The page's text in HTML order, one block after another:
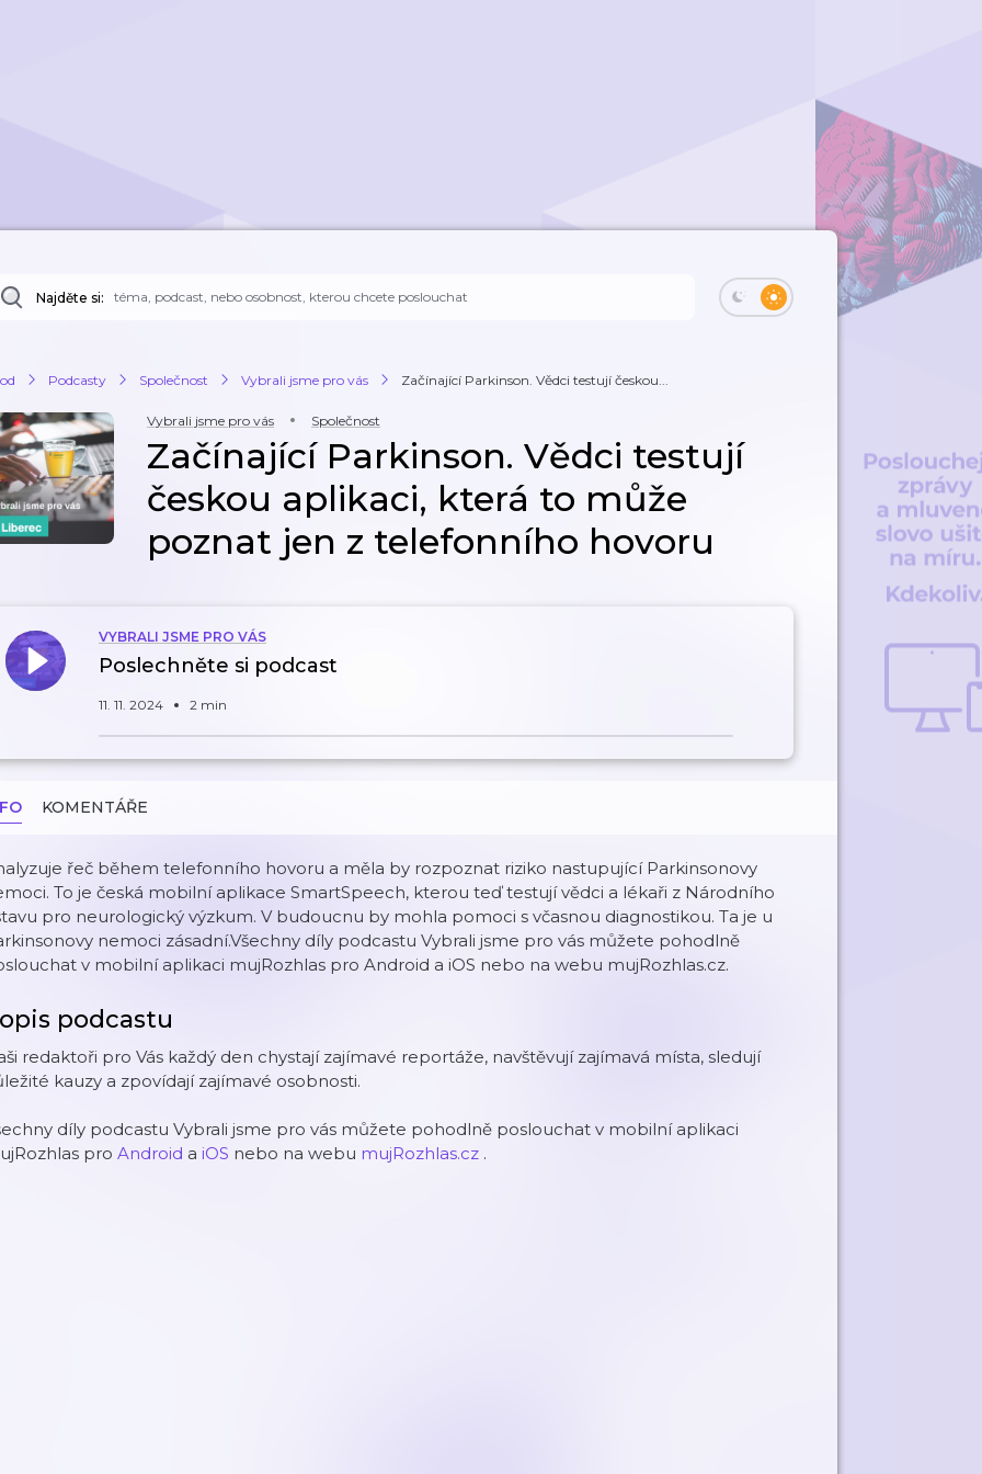
Najděte si:
Podcasty Společnost Vybrali jsme pro vás Začínající Parkinson. Vědci testují českou...
Vybrali jsme pro vás Společnost
Začínající Parkinson. Vědci testují
českou aplikaci, která to může
poznat jen z telefonního hovoru
VYBRALI JSME PRO VÁS
Poslechněte si podcast
11. 11. 2024 2 min
KOMENTÁŘE
řeč během telefonního hovoru a měla by rozpoznat riziko nastupující Parkinsonovy
To je česká mobilní aplikace SmartSpeech, kterou teď testují vědci a lékaři z Národního
pro neurologický výzkum. V budoucnu by mohla pomoci s včasnou diagnostikou. Ta je u
nemoci zásadní.Všechny díly podcastu Vybrali jsme pro vás můžete pohodlně
v mobilní aplikaci mujRozhlas pro Android a iOS nebo na webu mujRozhlas.cz.
podcastu
redaktoři pro Vás každý den chystají zajímavé reportáže, navštěvují zajímavá místa, sledují
kauzy a zpovídají zajímavé osobnosti.
díly podcastu Vybrali jsme pro vás můžete pohodlně poslouchat v mobilní aplikaci
pro Android a iOS nebo na webu mujRozhlas.cz .